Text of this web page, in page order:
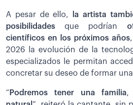
A pesar de ello,
la artista
posibilidadesque podrían
científicos en los próximos años
2026 la evolución de la
especializados le permitan
concretar su deseo de formar
“ Podremos tener una familia,